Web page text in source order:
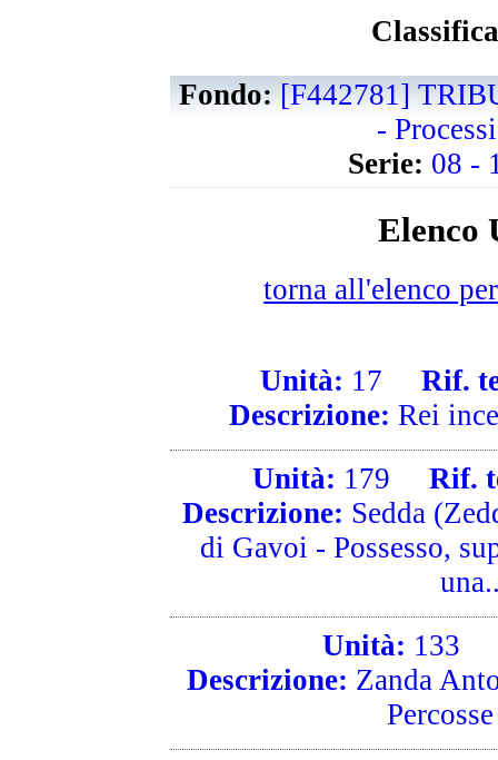
Fondo:[F442781]
-
Serie: 08 -
Elenco
torna all'elenco
Unità: 17
Rif.
Descrizione: Rei
Unità: 179
Rif.
Descrizione: Sedda
di Gavoi - Possesso,
Unità: 133
Descrizione: Zanda